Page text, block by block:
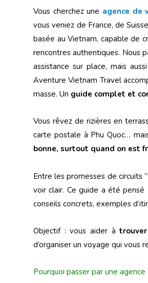
Vous cherchez une agence de
vous veniez de France, de
basée au Vietnam, capable de
rencontres authentiques. Nous
assistance sur place, mais
Aventure Vietnam Travel
masse. Un guide complet et
Vous rêvez de rizières en
carte postale à Phu Quoc…
bonne, surtout quand on est
Entre les promesses de circuits
voir clair. Ce guide a été pensé
conseils concrets, exemples
Objectif : vous aider à
d’organiser un voyage qui vous
Pourquoi passer par une